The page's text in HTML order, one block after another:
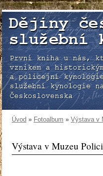
Úvod » Fotoalbum » Výstava v
Výstava v Muzeu